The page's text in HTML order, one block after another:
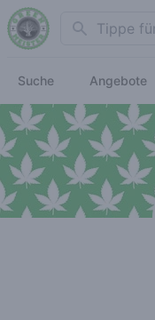
Search
Suche Angebote